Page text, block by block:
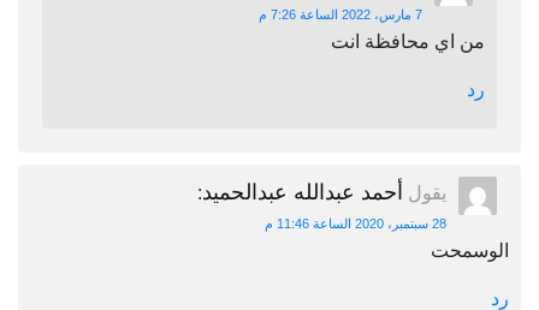
7 مارس، 2022 الساعة 7:26 م
من اي محافظة انت
رد
يقول أحمد عبدالله عبدالحميد:
28 سبتمبر، 2020 الساعة 11:46 م
الوسمحت
رد